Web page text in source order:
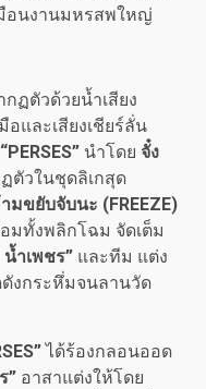
อนงานมหรสพใหญ่
กฏตัวด้วยน้ำเสียง
อและเสียงเชียร์ลั่น
“PERSES” นำโดย จั๋ง
ตัวในชุดลิเกสุด
มขยับจับนะ (FREEZE)
มทั้งพลิกโฉม จัดเต็ม
น้ำเพชร” และทีม แต่ง
งกระหึ่มจนลานวัด
ได้ร้องกลอนออด
” อาสาแต่งให้โดย